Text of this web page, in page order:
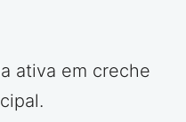
ativa em creche